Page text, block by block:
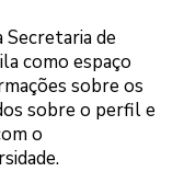
Secretaria de
como espaço
sobre os
sobre o perfil e
o